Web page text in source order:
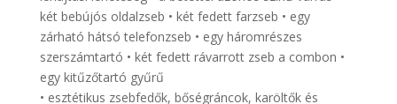
két bebújós oldalzseb • két fedett farzseb • egy
zárható hátsó telefonzseb • egy háromrészes
szerszámtartó • két fedett rávarrott zseb a combon •
egy kitűzőtartó gyűrű
• esztétikus zsebfedők, bőségráncok, karöltők és